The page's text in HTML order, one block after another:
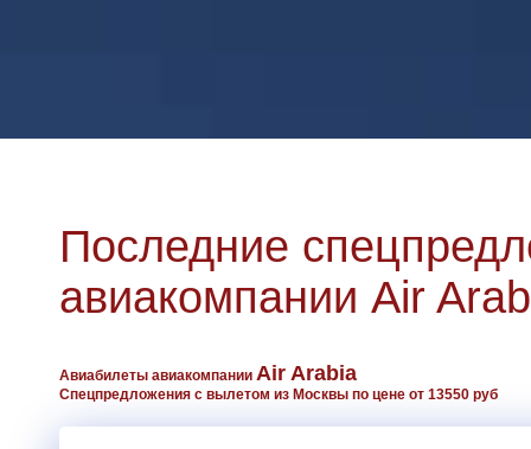
Последние
авиакомпании Air
Авиабилеты авиакомпании Air Arabia
Спецпредложения с вылетом из Москвы по цене от 13550 руб